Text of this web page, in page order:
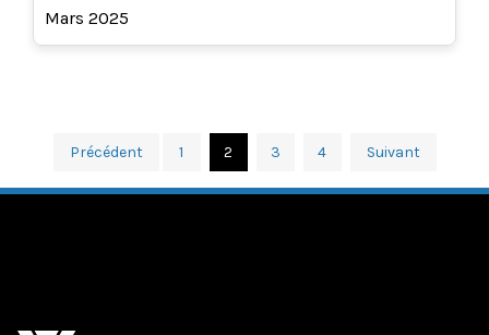
Mars 2025
Précédent 1 2 3 4 Suivant